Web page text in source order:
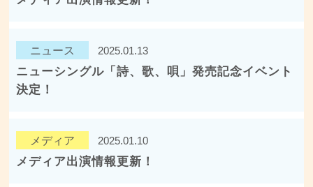
ニュース 2025.01.13
ニューシングル「詩、歌、唄」発売記念イベント
決定！
メディア 2025.01.10
メディア出演情報更新！